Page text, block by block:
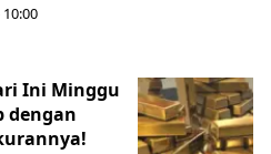
Ini Minggu
dengan